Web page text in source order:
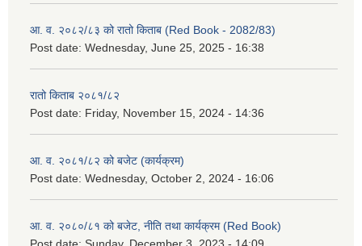
आ. व. २०८२/८३ को रातो किताब (Red Book - 2082/83)
Post date: Wednesday, June 25, 2025 - 16:38
रातो किताब २०८१/८२
Post date: Friday, November 15, 2024 - 14:36
आ. व. २०८१/८२ को बजेट (कार्यक्रम)
Post date: Wednesday, October 2, 2024 - 16:06
आ. व. २०८०/८१ को बजेट, नीति तथा कार्यक्रम (Red Book)